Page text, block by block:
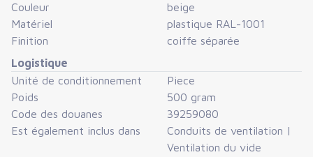
facilement augmentée à l’aide de rallonges verticales de
450 mm. Ces rallonges peuvent également être
recoupées sur chantier à la longueur souhaitée, ce qui
permet d’obtenir toutes les dimensions intermédiaires.
Dans certains cas, aucune rallonge n’est nécessaire ; cela
Couleur
beige
Matériel
plastique RAL-1001
Finition
coiffe séparée
Logistique
Unité de conditionnement
Piece
Poids
500 gram
Code des douanes
39259080
Est également inclus dans
Conduits de ventilation |
Ventilation du vide